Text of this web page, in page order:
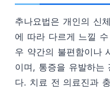
추나요법은 개인의 신
에 따라 다르게 느낄
우 약간의 불편함이나
이며, 통증을 유발하는
다. 치료 전 의료진과